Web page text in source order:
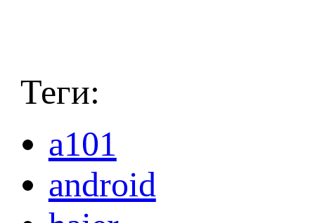
Теги:
a101
android